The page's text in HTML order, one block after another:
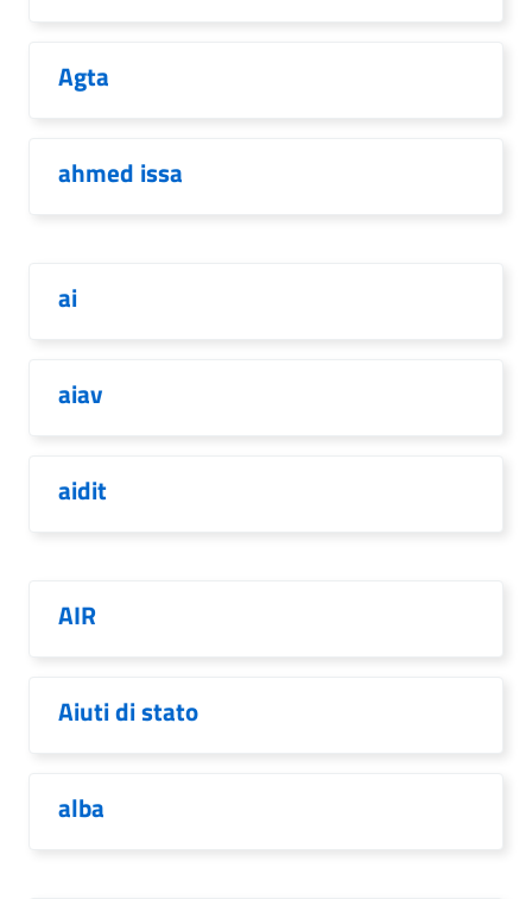
Agta
ahmed issa
ai
aiav
aidit
AIR
Aiuti di stato
alba